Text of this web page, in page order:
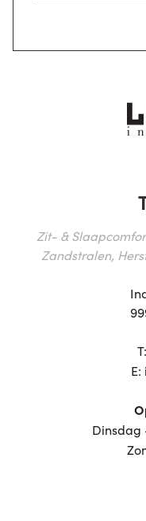
Zit- &
Zandstralen,
T:
E:
Dinsdag